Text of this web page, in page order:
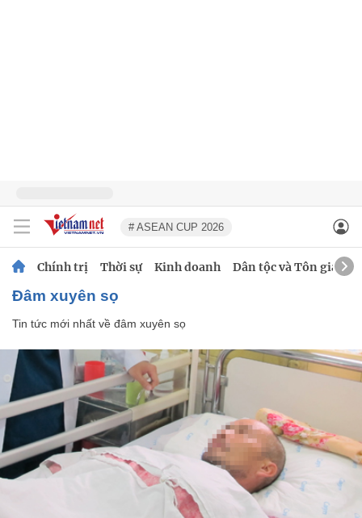
# ASEAN CUP 2026
Chính trị Thời sự Kinh doanh Dân tộc và Tôn giáo
đâm xuyên sọ
Tin tức mới nhất về đâm xuyên sọ